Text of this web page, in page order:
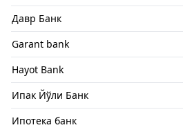
Давр Банк
Garant bank
Hayot Bank
Ипак Йўли Банк
Ипотека банк